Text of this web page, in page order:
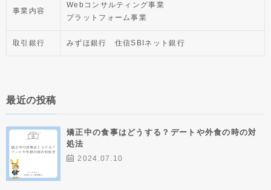
事業内容
Webコンサルティング事業
プラットフォーム事業
取引銀行 みずほ銀行 住信SBIネット銀行
最近の投稿
矯正中の食事はどうする？デートや外食の時の対
処法
2024.07.10